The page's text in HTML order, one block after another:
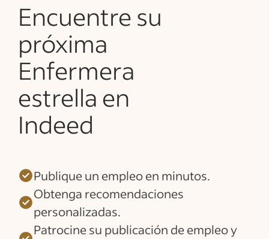
Encuentre su
próxima
Enfermera
estrella en
Indeed
Publique un empleo en minutos.
Obtenga recomendaciones
personalizadas.
Patrocine su publicación de empleo y